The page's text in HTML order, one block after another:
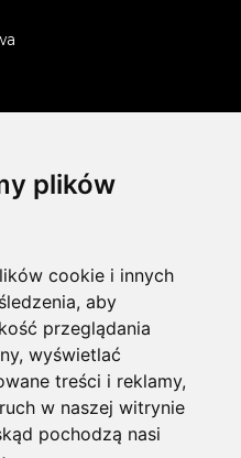
plików
cookie i innych
aby
przeglądania
wyświetlać
treści i reklamy,
w naszej witrynie
pochodzą nasi
od umowy
płatności